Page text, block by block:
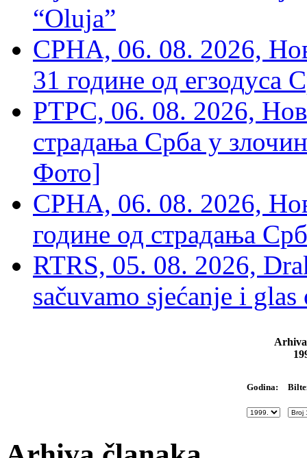
“Oluja”
СРНА, 06. 08. 2026,
31 године од егзодуса
РТРС, 06. 08. 2026,
страдања Срба у
Фото]
СРНА, 06. 08. 2026,
године од страдања
RTRS, 05. 08. 2026,
sačuvamo sjećanje i
Godina: